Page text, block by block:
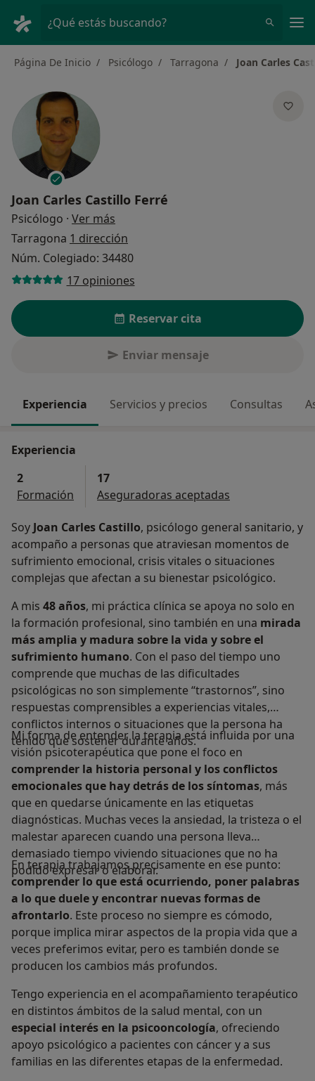
¿Qué estás buscando?
Página De Inicio Psicólogo Tarragona Joan Carles
Joan Carles Castillo Ferré
Psicólogo · Ver más
Tarragona 1 dirección
Núm. Colegiado: 34480
17 opiniones
Reservar cita
Enviar mensaje
Experiencia Servicios y precios Consultas
Experiencia
2
Formación
17
Aseguradoras aceptadas
Soy Joan Carles Castillo, psicólogo general sanitario, y
acompaño a personas que atraviesan momentos de
sufrimiento emocional, crisis vitales o situaciones
complejas que afectan a su bienestar psicológico.
A mis 48 años, mi práctica clínica se apoya no solo en
la formación profesional, sino también en una mirada
más amplia y madura sobre la vida y sobre el
sufrimiento humano. Con el paso del tiempo uno
comprende que muchas de las dificultades
psicológicas no son simplemente “trastornos”, sino
respuestas comprensibles a experiencias vitales,
conflictos internos o situaciones que la persona ha
tenido que sostener durante años.
Mi forma de entender la terapia está influida por una
visión psicoterapéutica que pone el foco en
comprender la historia personal y los conflictos
emocionales que hay detrás de los síntomas, más
que en quedarse únicamente en las etiquetas
diagnósticas. Muchas veces la ansiedad, la tristeza o el
malestar aparecen cuando una persona lleva
demasiado tiempo viviendo situaciones que no ha
podido expresar o elaborar.
En terapia trabajamos precisamente en ese punto:
comprender lo que está ocurriendo, poner palabras
a lo que duele y encontrar nuevas formas de
afrontarlo. Este proceso no siempre es cómodo,
porque implica mirar aspectos de la propia vida que a
veces preferimos evitar, pero es también donde se
producen los cambios más profundos.
Tengo experiencia en el acompañamiento terapéutico
en distintos ámbitos de la salud mental, con un
especial interés en la psicooncología, ofreciendo
apoyo psicológico a pacientes con cáncer y a sus
familias en las diferentes etapas de la enfermedad.